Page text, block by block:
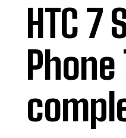
HTC